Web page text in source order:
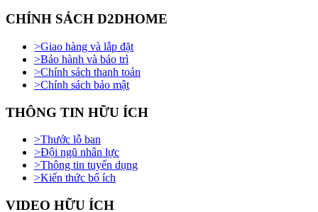
CHÍNH SÁCH D2DHOME
>Giao hàng và lắp đặt
>Bảo hành và bảo trì
>Chính sách thanh toán
>Chính sách bảo mật
THÔNG TIN HỮU ÍCH
>Thước lỗ ban
>Đội ngũ nhân lực
>Thông tin tuyển dụng
>Kiến thức bổ ích
VIDEO HỮU ÍCH